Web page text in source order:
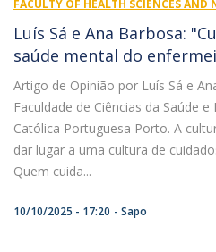
FACULTY OF HEALTH SCIENCES AND
Luís Sá e Ana Barbosa:
saúde mental do
Artigo de Opinião por Luís Sá e
Faculdade de Ciências da Saúde
Católica Portuguesa Porto. A
dar lugar a uma cultura de
Quem cuida...
10/10/2025 - 17:20 Sapo